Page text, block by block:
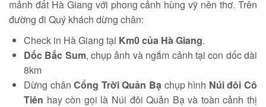
mảnh đất Hà Giang với phong cảnh hùng vỹ nên thơ. Trên
đường đi Quý khách dừng chân:
Check in Hà Giang tại Km0 của Hà Giang.
Dốc Bắc Sum, chụp ảnh và ngắm cảnh tại con dốc dài
8km
Dừng chânCổng Trời Quản Bạ chụp hình Núi đôi Cô
Tiên hay còn gọi là Núi đôi Quản Bạ và toàn cảnh thị